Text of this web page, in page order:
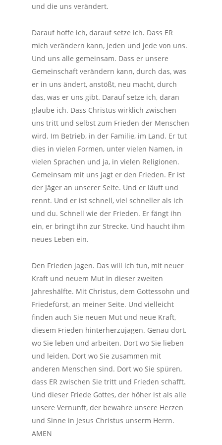
und die uns verändert.
Darauf hoffe ich, darauf setze ich. Dass ER
mich verändern kann, jeden und jede von uns.
Und uns alle gemeinsam. Dass er unsere
Gemeinschaft verändern kann, durch das, was
er in uns ändert, anstößt, neu macht, durch
das, was er uns gibt. Darauf setze ich, daran
glaube ich. Dass Christus wirklich zwischen
uns tritt und selbst zum Frieden der Menschen
wird. Im Betrieb, in der Familie, im Land. Er tut
dies in vielen Formen, unter vielen Namen, in
vielen Sprachen und ja, in vielen Religionen.
Gemeinsam mit uns jagt er den Frieden. Er ist
der Jäger an unserer Seite. Und er läuft und
rennt. Und er ist schnell, viel schneller als ich
und du. Schnell wie der Frieden. Er fängt ihn
ein, er bringt ihn zur Strecke. Und haucht ihm
neues Leben ein.
Den Frieden jagen. Das will ich tun, mit neuer
Kraft und neuem Mut in dieser zweiten
Jahreshälfte. Mit Christus, dem Gottessohn und
Friedefürst, an meiner Seite. Und vielleicht
finden auch Sie neuen Mut und neue Kraft,
diesem Frieden hinterherzujagen. Genau dort,
wo Sie leben und arbeiten. Dort wo Sie lieben
und leiden. Dort wo Sie zusammen mit
anderen Menschen sind. Dort wo Sie spüren,
dass ER zwischen Sie tritt und Frieden schafft.
Und dieser Friede Gottes, der höher ist als alle
unsere Vernunft, der bewahre unsere Herzen
und Sinne in Jesus Christus unserm Herrn.
AMEN